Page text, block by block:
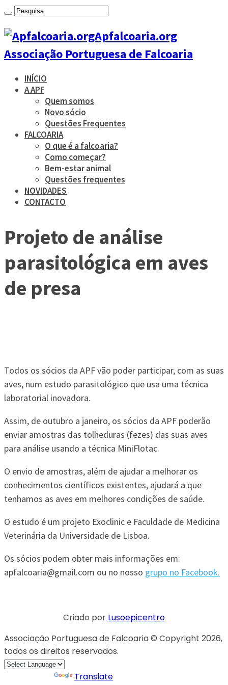
Apfalcoaria.org
Associação Portuguesa de Falcoaria
INÍCIO
A APF
Quem somos
Novo sócio
Questões Frequentes
FALCOARIA
O que é a falcoaria?
Como começar?
Bem-estar animal
Questões frequentes
NOVIDADES
CONTACTO
Projeto de análise
parasitológica em aves
de presa
Todos os sócios da APF vão poder participar, com as suas
aves, num estudo parasitológico que usa uma técnica
laboratorial inovadora.
Assim, de outubro a janeiro, os sócios da APF poderão
enviar amostras das tolheduras (fezes) das suas aves
para análise usando a técnica MiniFlotac.
O envio de amostras, além de ajudar a melhorar os
conhecimentos científicos existentes, ajudará a que
tenhamos as aves em melhores condições de saúde.
O estudo é um projeto Exoclinic e Faculdade de Medicina
Veterinária da Universidade de Lisboa.
Os sócios podem obter mais informações em:
apfalcoaria@gmail.com ou no nosso grupo no Facebook.
Criado por Lusoepicentro
Associação Portuguesa de Falcoaria © Copyright 2026,
todos os direitos reservados.
Translate